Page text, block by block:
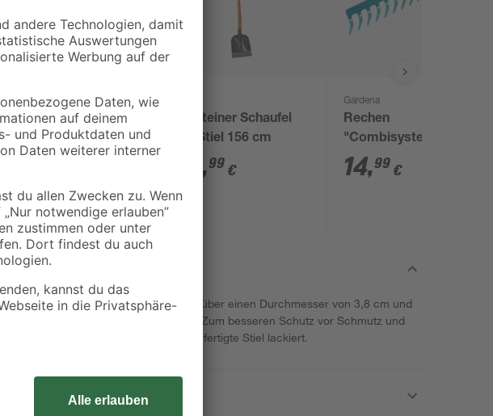
toom
Spielsand beige 0-2
mm 25 kg
0,12 € / Kilogramm
Holsteiner Schaufel
mit Stiel 156 cm
,99 €
Gardena
Rechen
"Combisystem"
duroplastbeschichtet
41 cm
14,99 €
lange T-Spatenstiel von toom verfügt über einen Durchmesser von 3,8 cm und
firmeneigene Geräteköpfe geeignet. Zum besseren Schutz vor Schmutz und
ist der aus robustem Eschenholz gefertigte Stiel lackiert.